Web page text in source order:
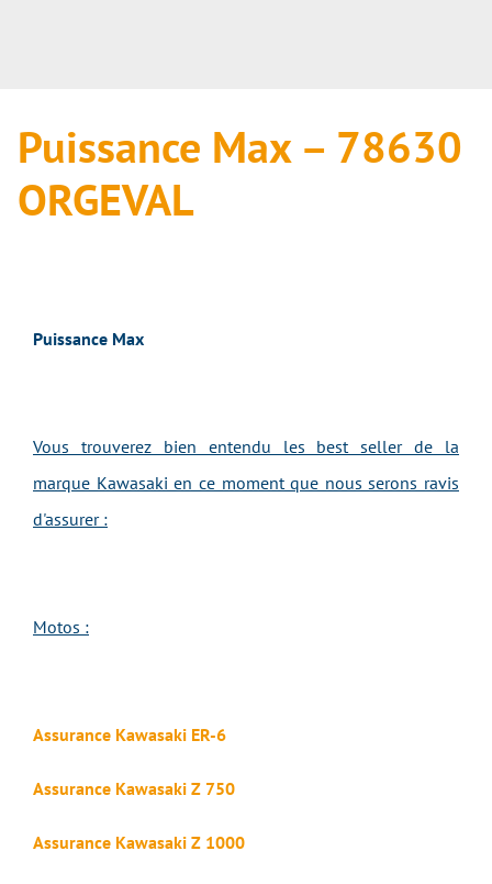
Puissance Max – 78630
ORGEVAL
Puissance Max
Vous trouverez bien entendu les best seller de la
marque Kawasaki en ce moment que nous serons ravis
d'assurer :
Motos :
Assurance Kawasaki ER-6
Assurance Kawasaki Z 750
Assurance Kawasaki Z 1000